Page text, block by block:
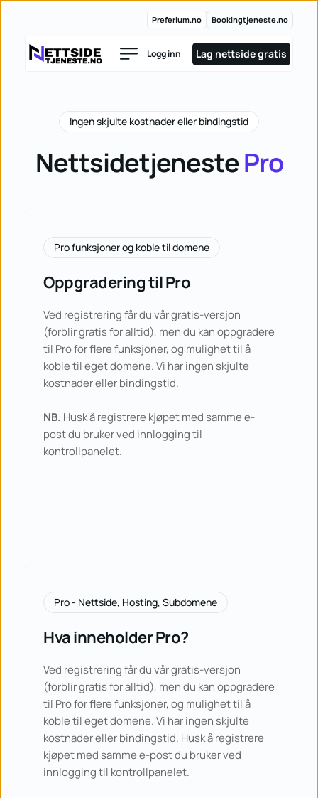
Preferium.no Bookingtjeneste.no
Logg inn Lag nettside gratis
Ingen skjulte kostnader eller bindingstid
Nettsidetjeneste Pro
Pro funksjoner og koble til domene
Oppgradering til Pro
Ved registrering får du vår gratis-versjon
(forblir gratis for alltid), men du kan oppgradere
til Pro for flere funksjoner, og mulighet til å
koble til eget domene. Vi har ingen skjulte
kostnader eller bindingstid.
NB. Husk å registrere kjøpet med samme e-
post du bruker ved innlogging til
kontrollpanelet.
Pro - Nettside, Hosting, Subdomene
Hva inneholder Pro?
Ved registrering får du vår gratis-versjon
(forblir gratis for alltid), men du kan oppgradere
til Pro for flere funksjoner, og mulighet til å
koble til eget domene. Vi har ingen skjulte
kostnader eller bindingstid. Husk å registrere
kjøpet med samme e-post du bruker ved
innlogging til kontrollpanelet.